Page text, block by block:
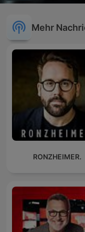
Mehr
RONZHEIMER.